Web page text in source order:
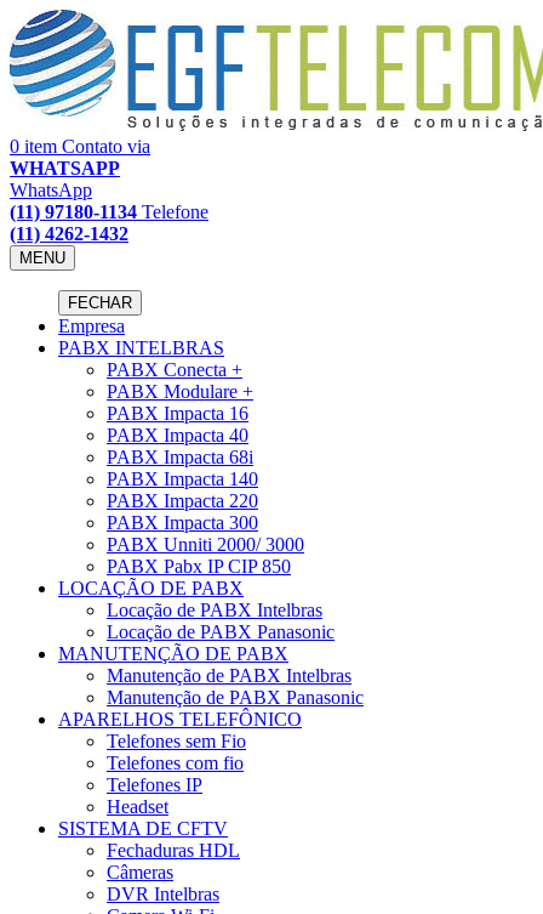
0 item Contato via
WHATSAPP
WhatsApp
(11) 97180-1134 Telefone
(11) 4262-1432
MENU
FECHAR
Empresa
PABX INTELBRAS
PABX Conecta +
PABX Modulare +
PABX Impacta 16
PABX Impacta 40
PABX Impacta 68i
PABX Impacta 140
PABX Impacta 220
PABX Impacta 300
PABX Unniti 2000/ 3000
PABX Pabx IP CIP 850
LOCAÇÃO DE PABX
Locação de PABX Intelbras
Locação de PABX Panasonic
MANUTENÇÃO DE PABX
Manutenção de PABX Intelbras
Manutenção de PABX Panasonic
APARELHOS TELEFÔNICO
Telefones sem Fio
Telefones com fio
Telefones IP
Headset
SISTEMA DE CFTV
Fechaduras HDL
Câmeras
DVR Intelbras